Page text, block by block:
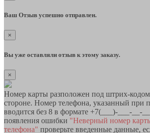
Ваш Отзыв успешно отправлен.
×
Вы уже оставляли отзыв к этому заказу.
×
Номер карты разположен под штрих-
стороне. Номер телефона, указанный при
вводится без 8 в формате +7(___)-___-__-
появления ошибки "Неверный номер
телефона" проверьте введенные данные,